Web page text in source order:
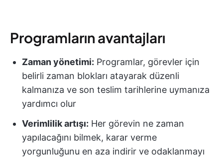
Programların avantajları
Zaman yönetimi: Programlar, görevler için
belirli zaman blokları atayarak düzenli
kalmanıza ve son teslim tarihlerine uymanıza
yardımcı olur
Verimlilik artışı: Her görevin ne zaman
yapılacağını bilmek, karar verme
yorgunluğunu en aza indirir ve odaklanmayı